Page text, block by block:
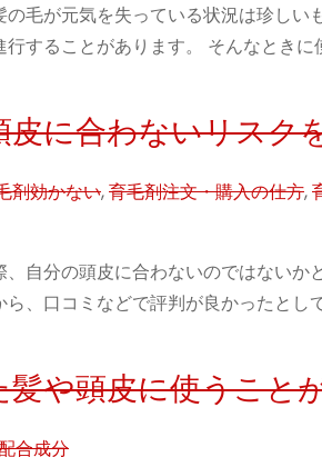
毛が元気を失っている状況は珍し
することがあります。 そんなときに
に合わないリスク
剤効かない,育毛剤注文・購入の仕方,
自分の頭皮に合わないのではない
、口コミなどで評判が良かったとし
や頭皮に使うこと
合成分